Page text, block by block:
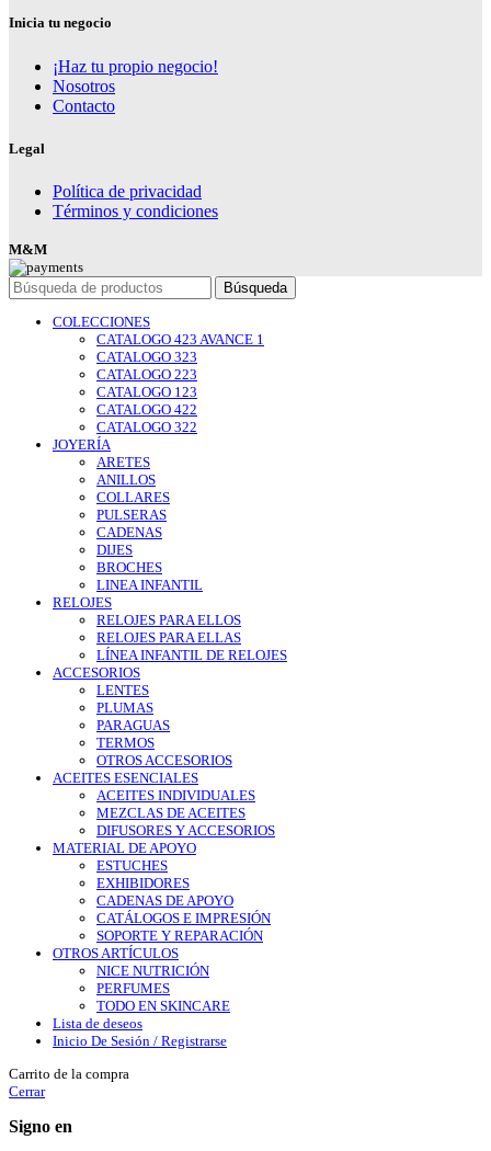
Inicia tu negocio
¡Haz tu propio negocio!
Nosotros
Contacto
Legal
Política de privacidad
Términos y condiciones
M&M
Búsqueda
COLECCIONES
CATALOGO 423 AVANCE 1
CATALOGO 323
CATALOGO 223
CATALOGO 123
CATALOGO 422
CATALOGO 322
JOYERÍA
ARETES
ANILLOS
COLLARES
PULSERAS
CADENAS
DIJES
BROCHES
LINEA INFANTIL
RELOJES
RELOJES PARA ELLOS
RELOJES PARA ELLAS
LÍNEA INFANTIL DE RELOJES
ACCESORIOS
LENTES
PLUMAS
PARAGUAS
TERMOS
OTROS ACCESORIOS
ACEITES ESENCIALES
ACEITES INDIVIDUALES
MEZCLAS DE ACEITES
DIFUSORES Y ACCESORIOS
MATERIAL DE APOYO
ESTUCHES
EXHIBIDORES
CADENAS DE APOYO
CATÁLOGOS E IMPRESIÓN
SOPORTE Y REPARACIÓN
OTROS ARTÍCULOS
NICE NUTRICIÓN
PERFUMES
TODO EN SKINCARE
Lista de deseos
Inicio De Sesión / Registrarse
Carrito de la compra
Cerrar
Signo en